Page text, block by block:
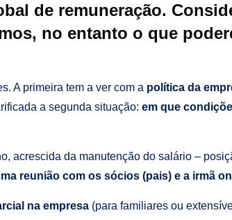
de remuneração.
no entanto o que
A primeira tem a ver com a política da
a segunda situação: em que
acrescida da manutenção do salário –
reunião com os sócios (pais) e a irmã
na empresa (para familiares ou